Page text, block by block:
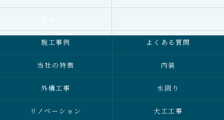
施工事例 よくある質問
当社の特徴 内装
外構工事 水回り
リノベーション 大工工事